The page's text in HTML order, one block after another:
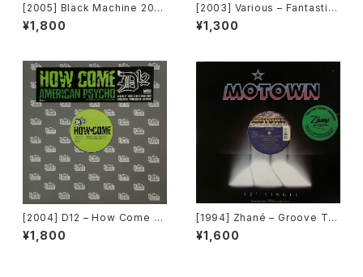
[2005] Black Machine 200
5 – One, Two, Three, Four
(How Gee) [PLM Records]
¥1,800
[2003] Various – Fantastic
Freeriding 2 EP 1 [Switchst
ance Recordings]
¥1,300
[2004] D12 – How Come /
American Psycho [Shady R
ecords][PROMO]
¥1,800
[1994] Zhané – Groove Th
ang (Remix) [Motown][在庫
B]
¥1,600